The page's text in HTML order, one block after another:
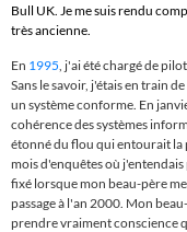
Bull UK. Je me suis rendu
très ancienne.
En 1995 , j'ai été chargé de
Sans le savoir, j'étais en train
un système conforme. En
cohérence des systèmes
étonné du flou qui entourait la
mois d'enquêtes où
fixé lorsque mon beau-père
passage à l'an 2000. Mon
prendre vraiment conscience